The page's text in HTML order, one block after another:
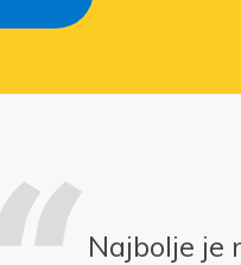
Najbolje je